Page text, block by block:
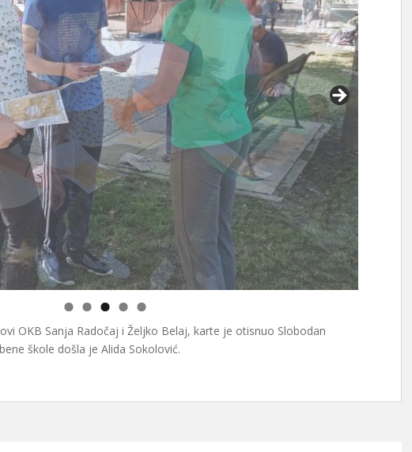
OKB Sanja Radočaj i Željko Belaj, karte je otisnuo Slobodan
škole došla je Alida Sokolović.